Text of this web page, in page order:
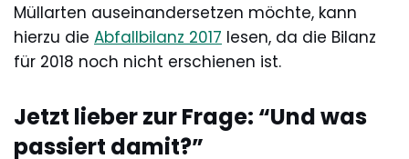
Müllarten auseinandersetzen möchte, kann
hierzu die Abfallbilanz 2017 lesen, da die Bilanz
für 2018 noch nicht erschienen ist.
Jetzt lieber zur Frage: “Und was
passiert damit?”